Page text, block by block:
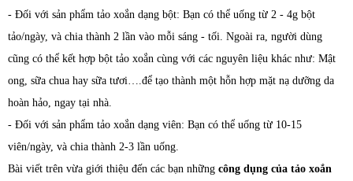
- Đối với sản phẩm tảo xoắn dạng bột: Bạn có thể uống từ 2 - 4g bột
tảo/ngày, và chia thành 2 lần vào mỗi sáng - tối. Ngoài ra, người dùng
cũng có thể kết hợp bột tảo xoắn cùng với các nguyên liệu khác như: Mật
ong, sữa chua hay sữa tươi….để tạo thành một hỗn hợp mặt nạ dưỡng da
hoàn hảo, ngay tại nhà.
- Đối với sản phẩm tảo xoắn dạng viên: Bạn có thể uống từ 10-15
viên/ngày, và chia thành 2-3 lần uống.
Bài viết trên vừa giới thiệu đến các bạn những công dụng của tảo xoắn